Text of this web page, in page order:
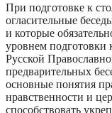
При подготовке к
огласительные
и которые
уровнем
Русской
предварительных
основные понятия
нравственности и
способствовать